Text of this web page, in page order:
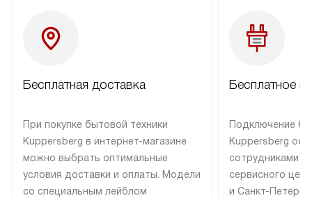
Бесплатная доставка
При покупке бытовой техники
Kuppersberg в интернет-магазине
можно выбрать оптимальные
условия доставки и оплаты. Модели
со специальным лейблом
Бесплатное
Подключение
Kuppersberg
сотрудниками
сервисного
и Санкт-